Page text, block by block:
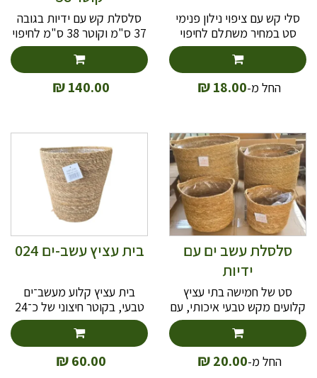
סלי קש עם ציפוי נילון פנימי
סט במחיר משתלם לחיפוי
עציצי צמחיה בגדלים שונים מ
12 עד 24 ס"מ קוטר חיצון.
ניתן לרכוש כבודדים
החל מ-18.00
₪
סלסלת קש עם ידיות בגובה
37 ס"מ וקוטר 38 ס"מ לחיפוי
עציץ דגם 16L-2181
140.00
₪
סלסלת עשב ים עם
ידיות
סט של חמישה בתי עציץ
קלועים מקש טבעי איכותי, עם
ידיות צד לנוי בלבד. כל בית
עציץ מצופה בניילון פנימי,
המאפשר שימוש נוח ככיסוי
לעציץ חי ושומר על עמידות
החל מ-20.00
₪
בית עציץ עשב-ים 024
בית עציץ קלוע מעשב־ים
טבעי, בקוטר חיצוני של כ־24
ס"מ. בעל ציפוי ניילון פנימי
המאפשר שימוש נוח לחיפוי
עציץ חי, תוך שמירה על מראה
טבעי וחמים. מתאים לשילוב
60.00
₪